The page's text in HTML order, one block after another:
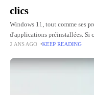
clics
Windows 11, tout comme ses
d'applications préinstallées. Si
encombrent inutilement le
2 ANS AGO KEEP READING